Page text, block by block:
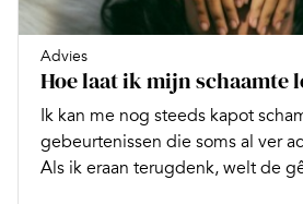
Advies
Hoe laat ik mijn schaamte
Ik kan me nog steeds kapot
gebeurtenissen die soms al ver
Als ik eraan terugdenk, welt de